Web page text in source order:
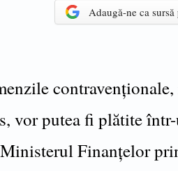
Adaugă-ne ca
vor putea fi plătite
Finanțelor